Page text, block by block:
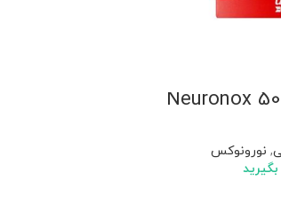
, نورونوکس